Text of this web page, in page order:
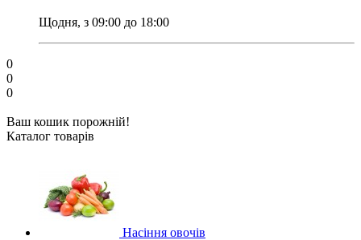
Щодня, з 09:00 до 18:00
0
0
0
Ваш кошик порожній!
Каталог товарів
Насіння овочів